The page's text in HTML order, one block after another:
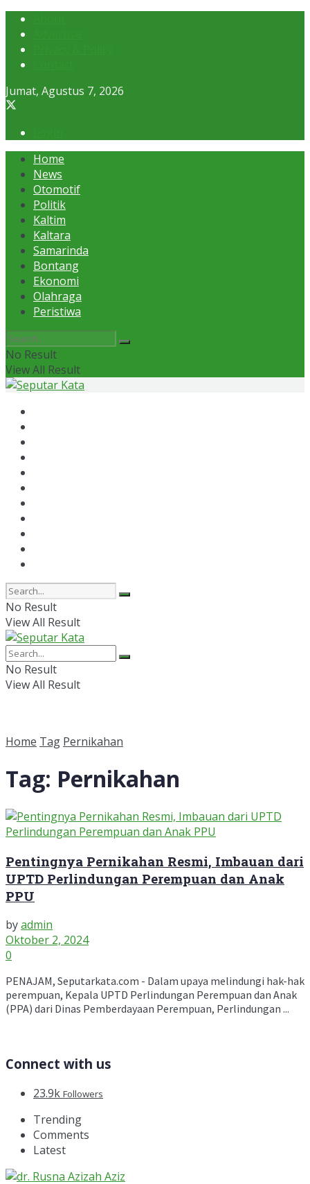
Jumat, Agustus 7, 2026
Home
News
Otomotif
Politik
Kaltim
Kaltara
Samarinda
Bontang
Ekonomi
Olahraga
Peristiwa
No Result
View All Result
No Result
View All Result
No Result
View All Result
Home Tag Pernikahan
Tag: Pernikahan
Pentingnya Pernikahan Resmi, Imbauan dari
UPTD Perlindungan Perempuan dan Anak
PPU
byadmin
Oktober 2, 2024
0
PENAJAM, Seputarkata.com - Dalam upaya melindungi hak-hak
perempuan, Kepala UPTD Perlindungan Perempuan dan Anak
(PPA) dari Dinas Pemberdayaan Perempuan, Perlindungan ...
Connect with us
23.9k Followers
Trending
Comments
Latest